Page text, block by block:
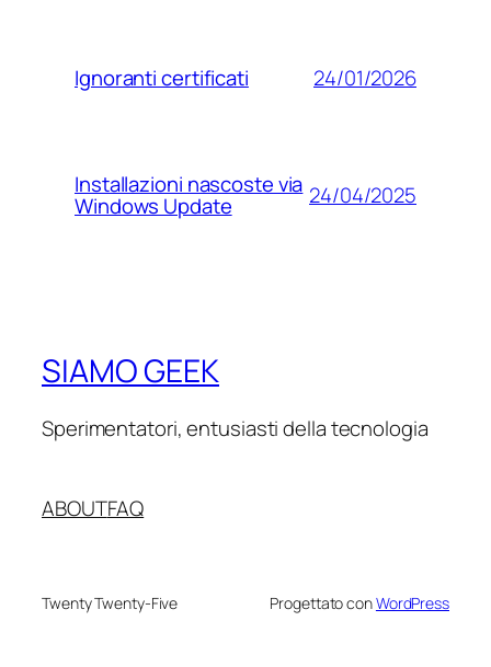
Ignoranti certificati 24/01/2026
Installazioni nascoste via
Windows Update 24/04/2025
SIAMO GEEK
Sperimentatori, entusiasti della tecnologia
ABOUTFAQ
Twenty Twenty-Five Progettato conWordPress